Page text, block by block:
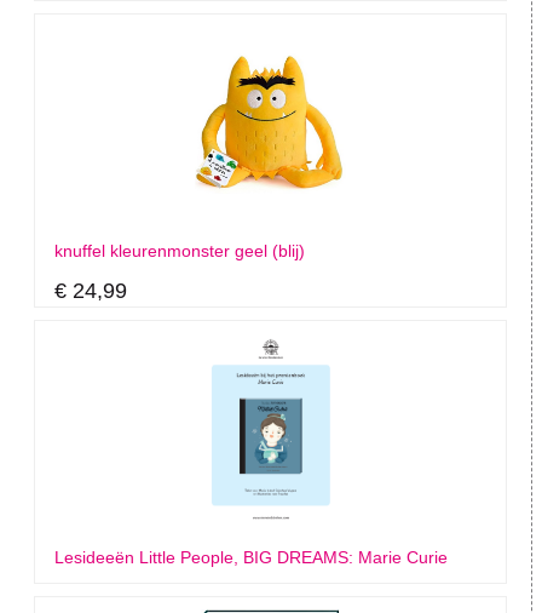
knuffel kleurenmonster geel (blij)
€ 24,99
Lesideeën Little People, BIG DREAMS: Marie Curie